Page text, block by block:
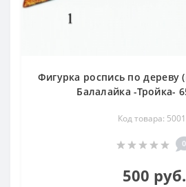
Фигурка роспись по дереву
Балалайка -Тройка-
Код товара:
0
500 руб.